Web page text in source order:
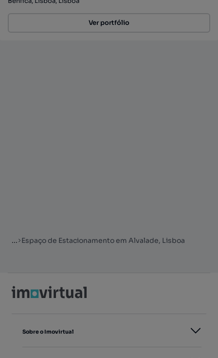
Ver portfólio
... Espaço de Estacionamento em Alvalade, Lisboa
Sobre o Imovirtual